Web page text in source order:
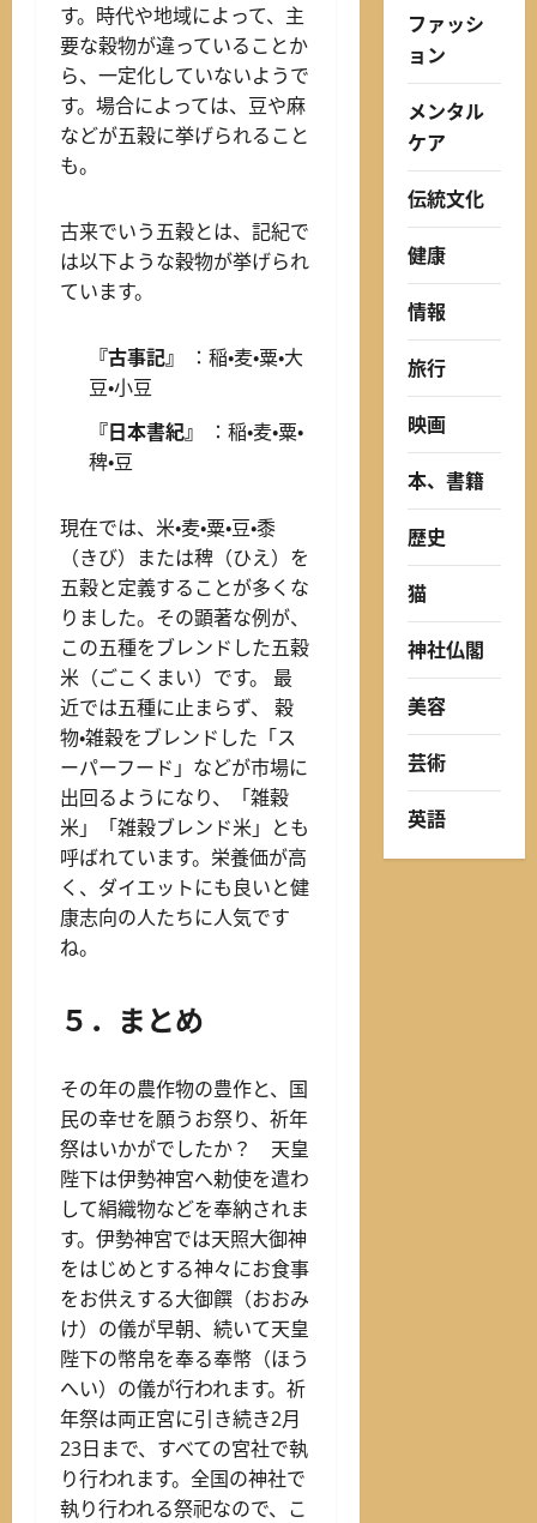
す。時代や地域によって、主
要な穀物が違っていることか
ら、一定化していないようで
す。場合によっては、豆や麻
などが五穀に挙げられること
も。
古来でいう五穀とは、記紀で
は以下ような穀物が挙げられ
ています。
『古事記』
：稲・麦・粟・大
豆・小豆
『日本書紀』
：稲・麦・粟・
稗・豆
現在では、米・麦・粟・豆・黍
（きび）または稗（ひえ）を
五穀と定義することが多くな
りました。その顕著な例が、
この五種をブレンドした五穀
米（ごこくまい）です。 最
近では五種に止まらず、 穀
物・雑穀をブレンドした「ス
ーパーフード」などが市場に
出回るようになり、「雑穀
米」「雑穀ブレンド米」とも
呼ばれています。栄養価が高
く、ダイエットにも良いと健
康志向の人たちに人気です
ね。
５．まとめ
その年の農作物の豊作と、国
民の幸せを願うお祭り、祈年
祭はいかがでしたか？ 天皇
陛下は伊勢神宮へ勅使を遣わ
して絹織物などを奉納されま
す。伊勢神宮では天照大御神
をはじめとする神々にお食事
をお供えする大御饌（おおみ
け）の儀が早朝、続いて天皇
陛下の幣帛を奉る奉幣（ほう
へい）の儀が行われます。祈
年祭は両正宮に引き続き2月
23日まで、すべての宮社で執
り行われます。全国の神社で
執り行われる祭祀なので、こ
ファッシ
ョン
メンタル
ケア
伝統文化
健康
情報
旅行
映画
本、書籍
歴史
猫
神社仏閣
美容
芸術
英語